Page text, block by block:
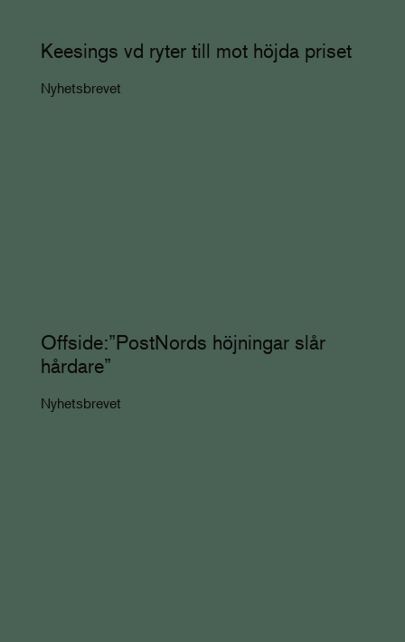
Keesings vd ryter till mot höjda priset
Nyhetsbrevet
Offside:”PostNords höjningar slår
hårdare”
Nyhetsbrevet